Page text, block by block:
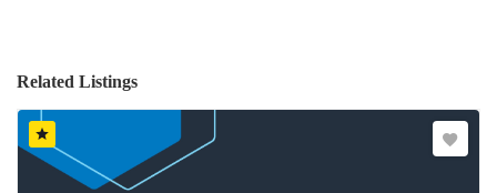
Related Listings